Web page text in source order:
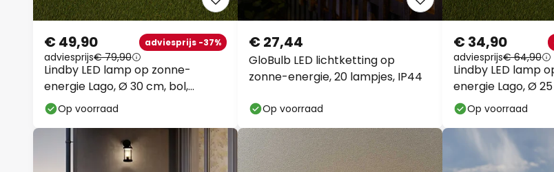
Lindby LED lamp op zonne-
energie Lago, Ø 30 cm, bol,
grondpin, wit
€ 49,90 adviesprijs -37%
adviesprijs€ 79,90
Op voorraad
GloBulb LED lichtketting op
zonne-energie, 20 lampjes, IP44
€ 27,44
Op voorraad
Lindby LED lamp
energie Lago, Ø
grondpin, wit
€ 34,90
adviesprijs€ 64,90
Op voorraad